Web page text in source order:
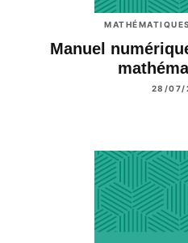
Manuel
28/07/